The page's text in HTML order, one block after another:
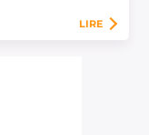
LIRE